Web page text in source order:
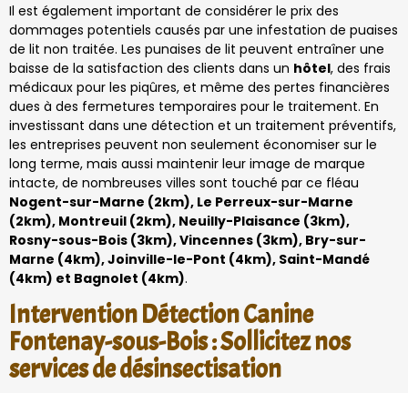
Il est également important de considérer le prix des
dommages potentiels causés par une infestation de puaises
de lit non traitée. Les punaises de lit peuvent entraîner une
baisse de la satisfaction des clients dans un hôtel, des frais
médicaux pour les piqûres, et même des pertes financières
dues à des fermetures temporaires pour le traitement. En
investissant dans une détection et un traitement préventifs,
les entreprises peuvent non seulement économiser sur le
long terme, mais aussi maintenir leur image de marque
intacte, de nombreuses villes sont touché par ce fléau
Nogent-sur-Marne (2km), Le Perreux-sur-Marne
(2km), Montreuil (2km), Neuilly-Plaisance (3km),
Rosny-sous-Bois (3km), Vincennes (3km), Bry-sur-
Marne (4km), Joinville-le-Pont (4km), Saint-Mandé
(4km) et Bagnolet (4km).
Intervention Détection Canine
Fontenay-sous-Bois : Sollicitez nos
services de désinsectisation